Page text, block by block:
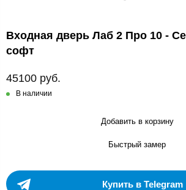
Входная дверь Лаб 2 Про 10 -
софт
45100 руб.
В наличии
Добавить в корзину
Быстрый замер
Купить в Telegram